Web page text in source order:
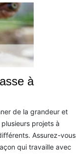
à
de la grandeur et
projets à
Assurez-vous
qui travaille avec